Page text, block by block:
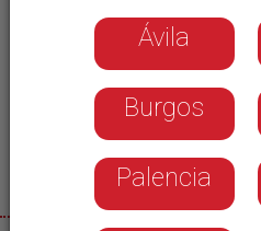
Ávila
Burgos
Palencia